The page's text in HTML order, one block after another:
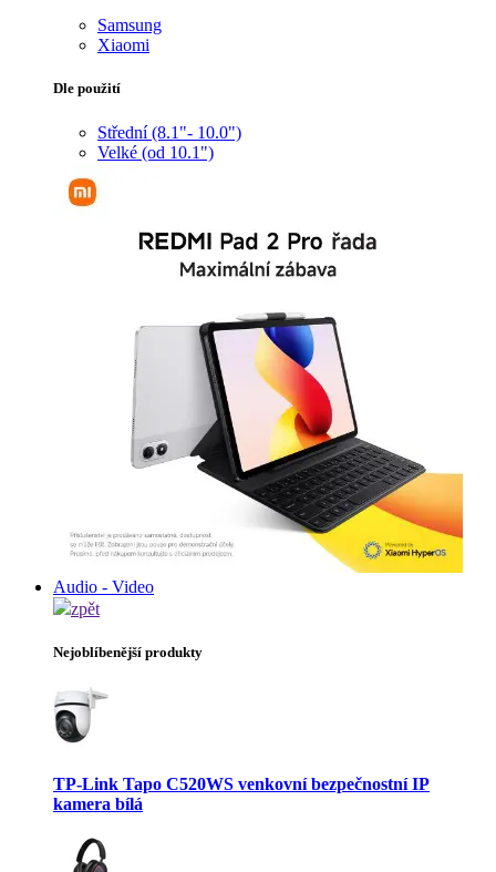
Samsung
Xiaomi
Dle použití
Střední (8.1"- 10.0")
Velké (od 10.1")
Audio - Video
zpět
Nejoblíbenější produkty
TP-Link Tapo C520WS venkovní bezpečnostní IP
kamera bílá